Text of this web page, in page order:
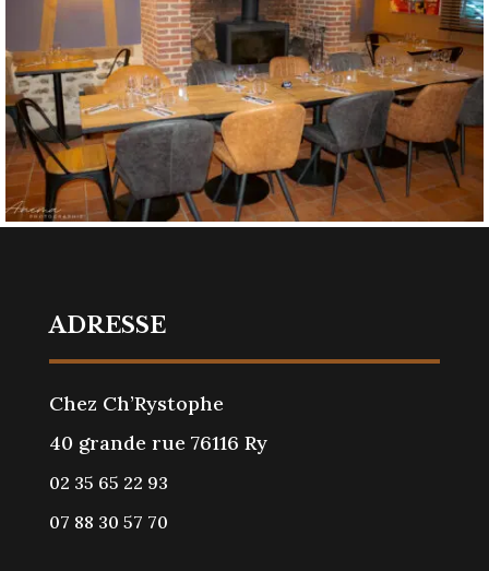
ADRESSE
Chez Ch’Rystophe
40 grande rue 76116 Ry
02 35 65 22 93
07 88 30 57 70